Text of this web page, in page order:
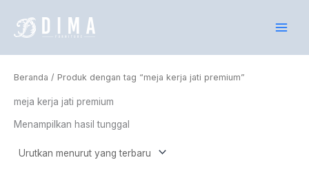
Beranda / Produk dengan tag “meja kerja jati premium”
meja kerja jati premium
Menampilkan hasil tunggal